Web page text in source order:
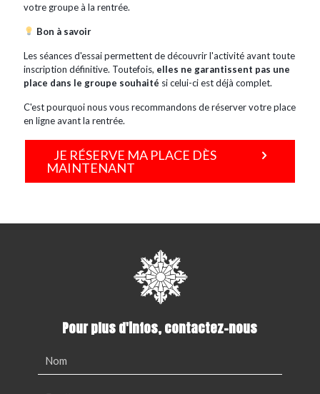
votre groupe à la rentrée.
Bon à savoir
Les séances d'essai permettent de découvrir l'activité avant toute
inscription définitive. Toutefois, elles ne garantissent pas une
place dans le groupe souhaité si celui-ci est déjà complet.
C'est pourquoi nous vous recommandons de réserver votre place
en ligne avant la rentrée.
JE RÉSERVE MA PLACE DÈS
MAINTENANT
Pour plus d'infos, contactez-nous